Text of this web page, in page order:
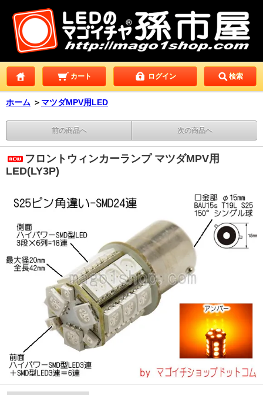
カート ログイン 検索
ホーム ＞ マツダMPV用LED
前の商品へ 次の商品へ
フロントウィンカーランプ マツダMPV用
LED(LY3P)